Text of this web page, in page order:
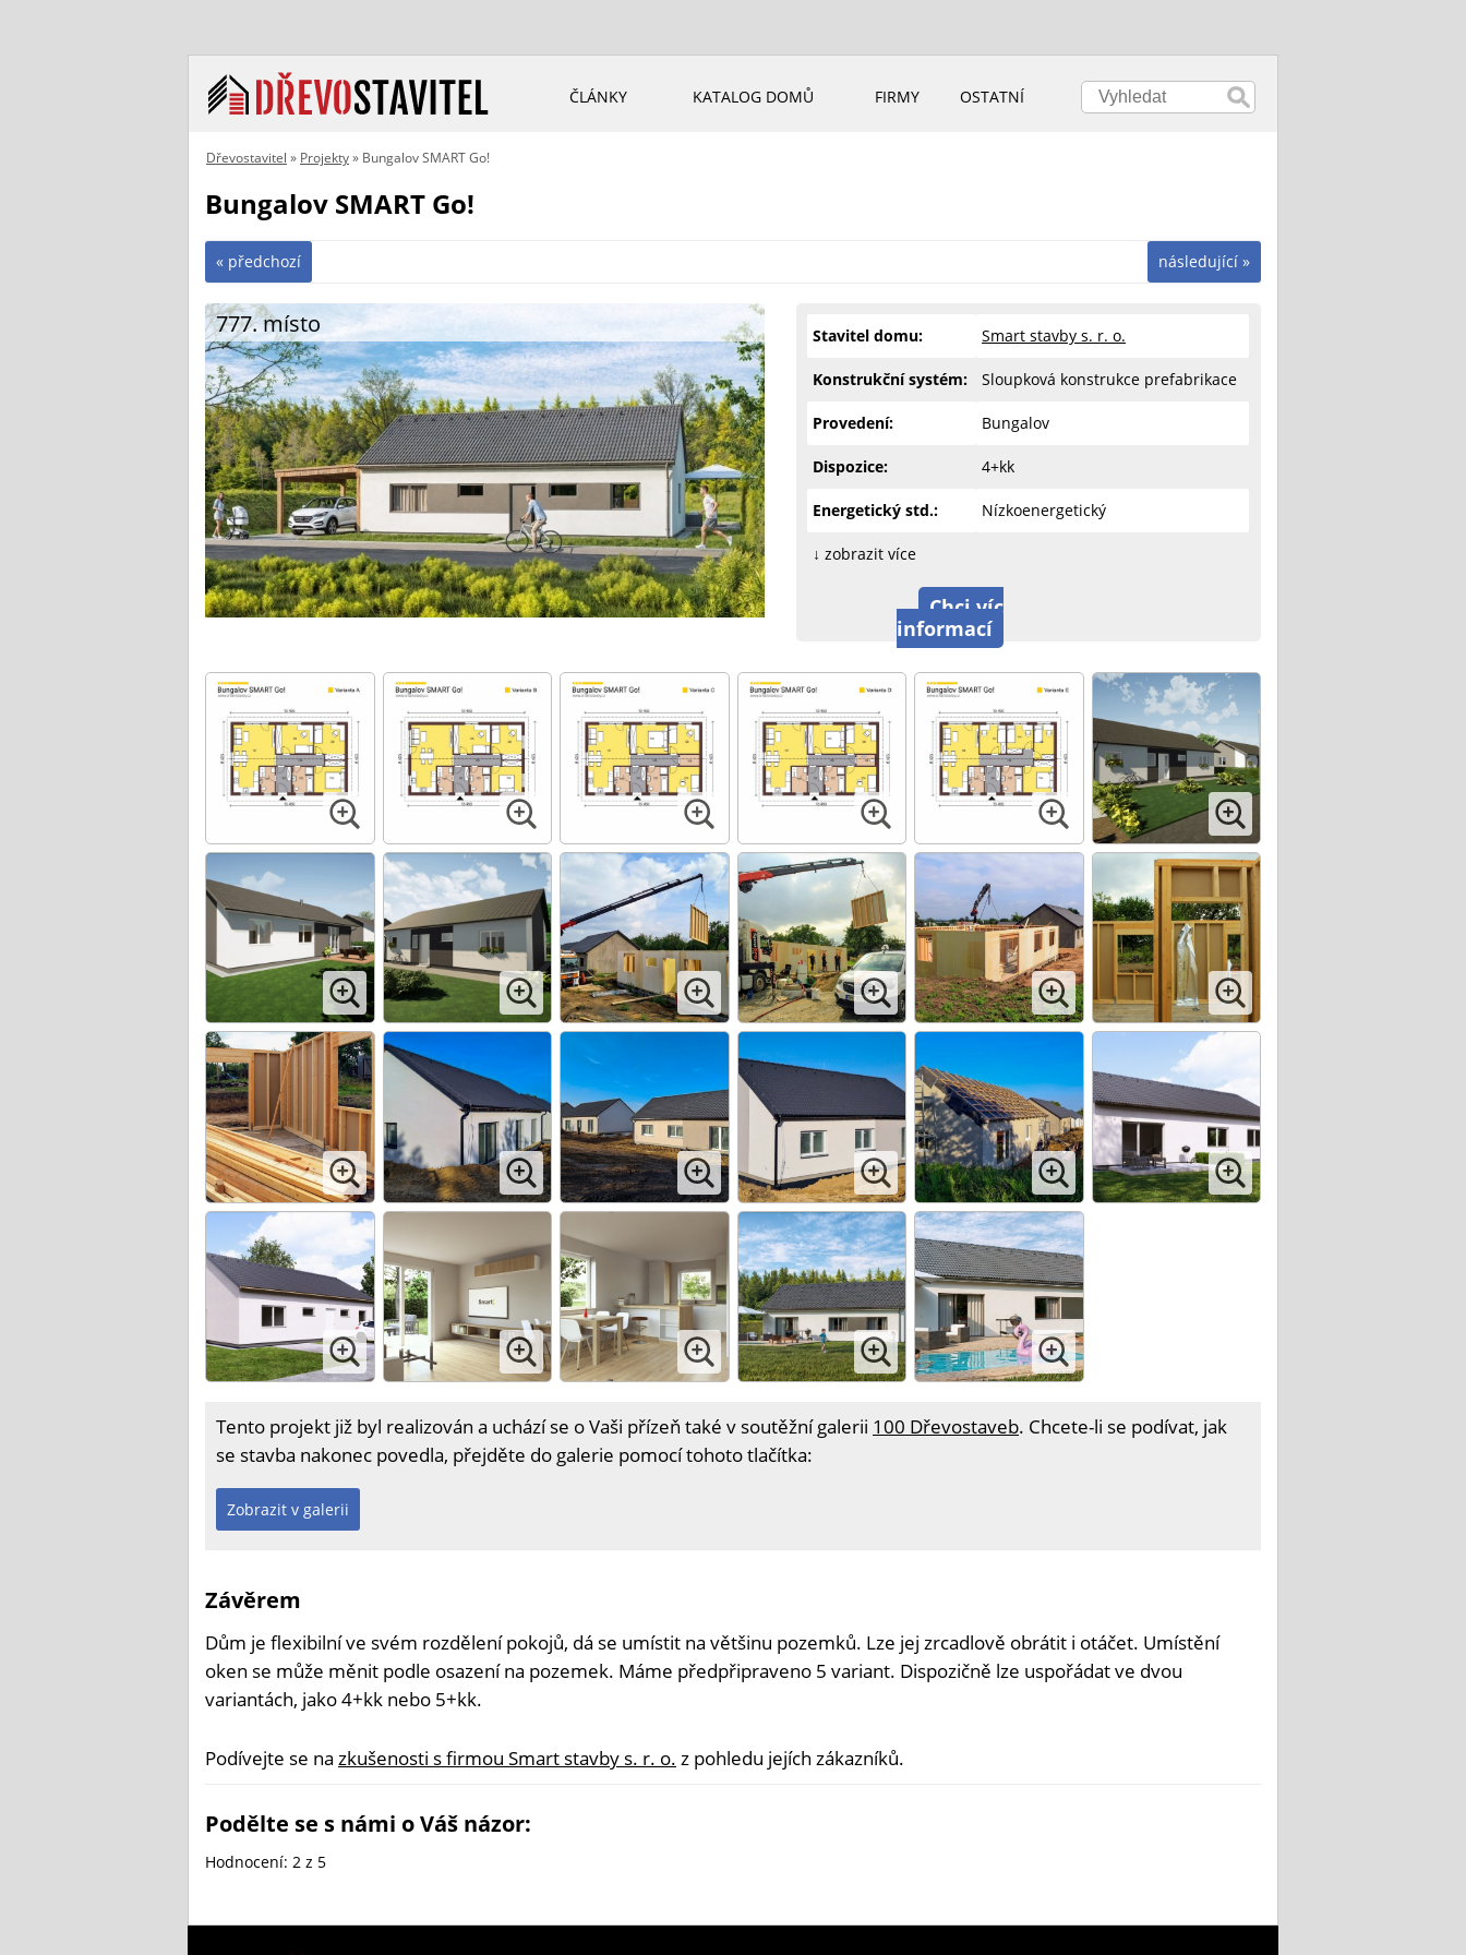
ČLÁNKY KATALOG DOMŮ FIRMY OSTATNÍ
Dřevostavitel » Projekty» Bungalov SMART Go!
Bungalov SMART Go!
následující »
« předchozí
777. místo Stavitel domu: Smart stavby s. r. o.
Konstrukční systém: Sloupková konstrukce prefabrikace
Provedení: Bungalov
Dispozice: 4+kk
Energetický std.: Nízkoenergetický
↓ zobrazit více
Chci víc
informací
Tento projekt již byl realizován a uchází se o Vaši přízeň také v soutěžní galerii 100 Dřevostaveb. Chcete-li se podívat, jak
se stavba nakonec povedla, přejděte do galerie pomocí tohoto tlačítka:
Zobrazit v galerii
Závěrem
Dům je flexibilní ve svém rozdělení pokojů, dá se umístit na většinu pozemků. Lze jej zrcadlově obrátit i otáčet. Umístění
oken se může měnit podle osazení na pozemek. Máme předpřipraveno 5 variant. Dispozičně lze uspořádat ve dvou
variantách, jako 4+kk nebo 5+kk.
Podívejte se na zkušenosti s firmou Smart stavby s. r. o. z pohledu jejích zákazníků.
Podělte se s námi o Váš názor:
Hodnocení: 2 z 5